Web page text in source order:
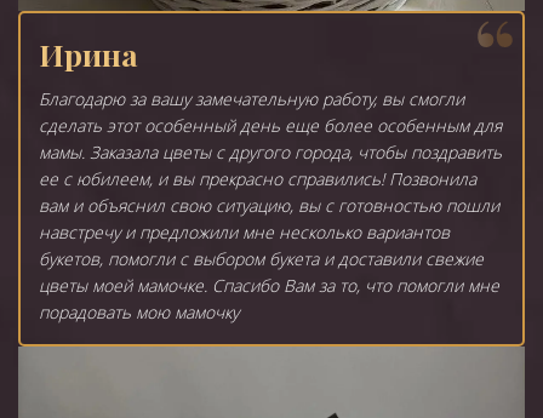
Ирина
Благодарю за вашу замечательную работу, вы смогли
сделать этот особенный день еще более особенным для
мамы. Заказала цветы с другого города, чтобы поздравить
ее с юбилеем, и вы прекрасно справились! Позвонила
вам и объяснил свою ситуацию, вы с готовностью пошли
навстречу и предложили мне несколько вариантов
букетов, помогли с выбором букета и доставили свежие
цветы моей мамочке. Спасибо Вам за то, что помогли мне
порадовать мою мамочку